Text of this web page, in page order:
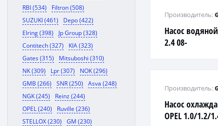
RBI (534)
Filtron (508)
SUZUKI (461)
Depo (422)
Elring (398)
Jp Group (328)
Contitech (327)
KIA (323)
Gates (315)
Mitsuboshi (310)
NK (309)
Lpr (307)
NOK (296)
GMB (266)
SNR (250)
Asva (248)
NGK (245)
Reinz (244)
OPEL (240)
Ruville (236)
STELLOX (230)
GM (230)
Насос водяной
2.4 08-
Производитель:
Насос
OPEL 1.0/1.2/
Производитель: